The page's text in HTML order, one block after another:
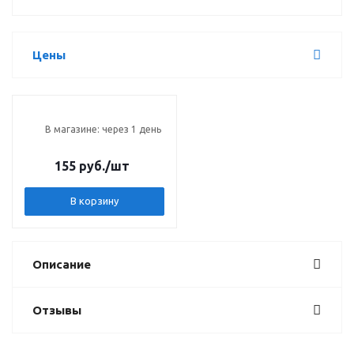
Цены
В магазине: через 1 день
155 руб./шт
В корзину
Описание
Отзывы